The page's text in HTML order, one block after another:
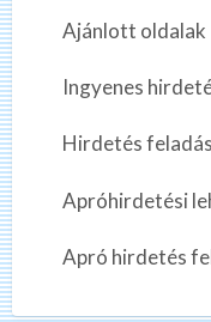
Ajánlott oldalak
Ingyenes
Hirdetés feladás
Apróhirdetési
Apró hirdetés